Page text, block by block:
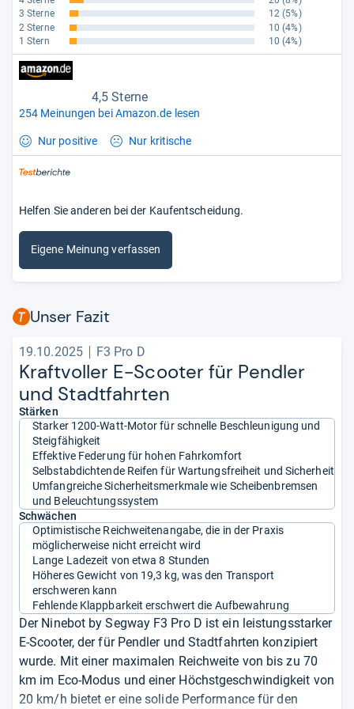
3 Sterne
12 (5%)
2 Sterne
10 (4%)
1 Stern
10 (4%)
4,5 Sterne
254 Meinungen bei Amazon.de lesen
Nur positive Nur kritische
Helfen Sie anderen bei der Kaufentscheidung.
Eigene Meinung verfassen
Unser Fazit
19.10.2025 F3 Pro D
Kraft­vol­ler E-​Scoo­ter für Pend­ler
und Stadt­fahr­ten
Stärken
Starker 1200-Watt-Motor für schnelle Beschleunigung und
Steigfähigkeit
Effektive Federung für hohen Fahrkomfort
Selbstabdichtende Reifen für Wartungsfreiheit und Sicherheit
Umfangreiche Sicherheitsmerkmale wie Scheibenbremsen
und Beleuchtungssystem
Schwächen
Optimistische Reichweitenangabe, die in der Praxis
möglicherweise nicht erreicht wird
Lange Ladezeit von etwa 8 Stunden
Höheres Gewicht von 19,3 kg, was den Transport
erschweren kann
Fehlende Klappbarkeit erschwert die Aufbewahrung
Der Ninebot by Segway F3 Pro D ist ein leistungsstarker
E-Scooter, der für Pendler und Stadtfahrten konzipiert
wurde. Mit einer maximalen Reichweite von bis zu 70
km im Eco-Modus und einer Höchstgeschwindigkeit von
20 km/h bietet er eine solide Performance für den